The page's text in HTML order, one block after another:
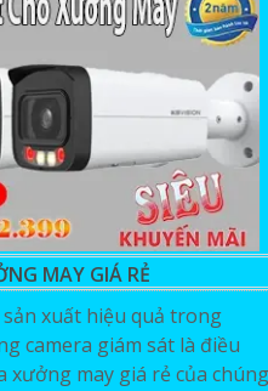
MAY GIÁ RẺ
xuất hiệu quả trong
camera giám sát là điều
xưởng may giá rẻ của chúng